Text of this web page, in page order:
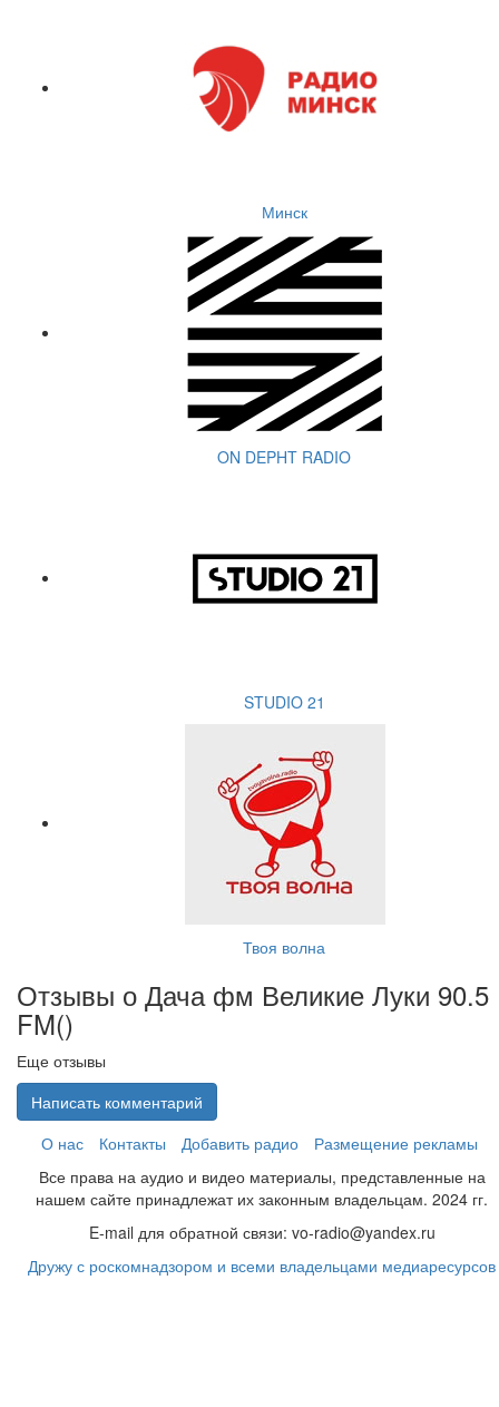
Минск
ON DEPHT RADIO
STUDIO 21
Твоя волна
Отзывы о Дача фм Великие Луки 90.5
FM()
Еще отзывы
Написать комментарий
О нас
Контакты Добавить радио
Размещение рекламы
Все права на аудио и видео материалы, представленные на
нашем сайте принадлежат их законным владельцам. 2024 гг.
E-mail для обратной связи: vo-radio@yandex.ru
Дружу с роскомнадзором и всеми владельцами медиаресурсов